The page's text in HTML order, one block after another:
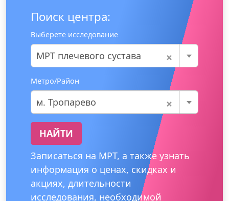
Поиск центра:
Выберете исследование
×
МРТ плечевого сустава
Метро/Район
×
м. Тропарево
НАЙТИ
Записаться на МРТ, а также узнать
информация о ценах, скидках и
акциях, длительности
исследования, необходимой